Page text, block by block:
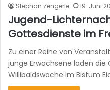
Stephan Zengerle 19. Juni
Jugend-
Gottesdienste im
Zu einer Reihe von
junge Erwachsene laden die
Willibaldswoche im Bistum